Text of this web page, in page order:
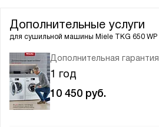
Дополнительные услуги
для сушильной машины Miele TKG 650 WP
Дополнительная гарантия
1 год
10 450 руб.